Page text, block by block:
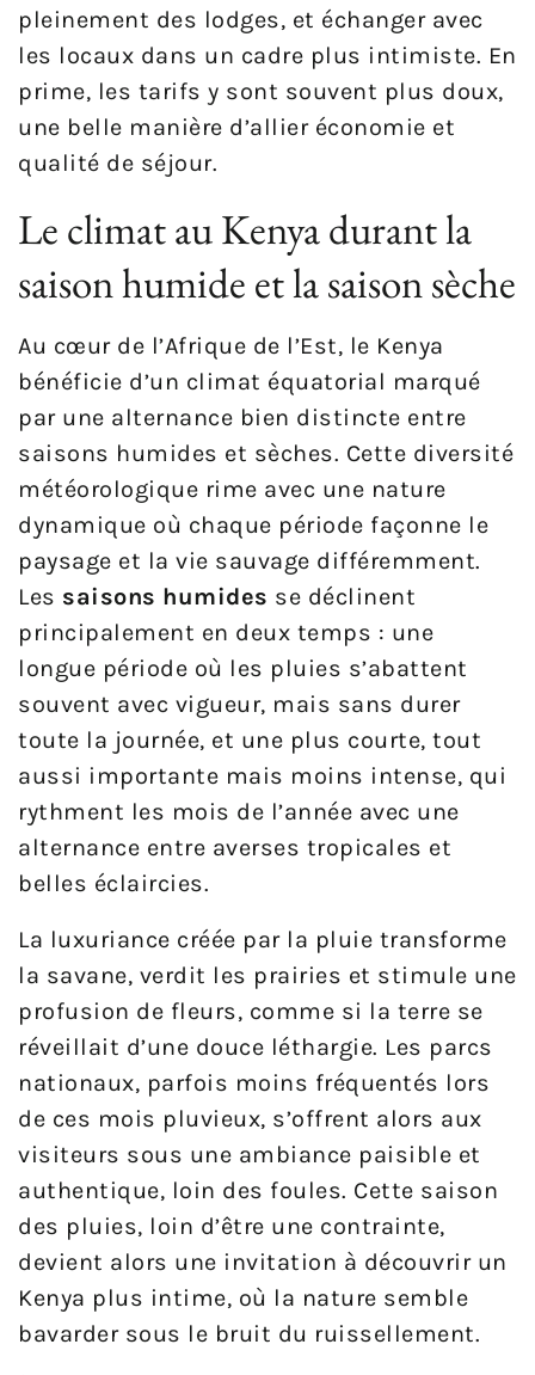
pleinement des lodges, et échanger avec
les locaux dans un cadre plus intimiste. En
prime, les tarifs y sont souvent plus doux,
une belle manière d’allier économie et
qualité de séjour.
Le climat au Kenya durant la
saison humide et la saison sèche
Au cœur de l’Afrique de l’Est, le Kenya
bénéficie d’un climat équatorial marqué
par une alternance bien distincte entre
saisons humides et sèches. Cette diversité
météorologique rime avec une nature
dynamique où chaque période façonne le
paysage et la vie sauvage différemment.
Les saisons humides se déclinent
principalement en deux temps : une
longue période où les pluies s’abattent
souvent avec vigueur, mais sans durer
toute la journée, et une plus courte, tout
aussi importante mais moins intense, qui
rythment les mois de l’année avec une
alternance entre averses tropicales et
belles éclaircies.
La luxuriance créée par la pluie transforme
la savane, verdit les prairies et stimule une
profusion de fleurs, comme si la terre se
réveillait d’une douce léthargie. Les parcs
nationaux, parfois moins fréquentés lors
de ces mois pluvieux, s’offrent alors aux
visiteurs sous une ambiance paisible et
authentique, loin des foules. Cette saison
des pluies, loin d’être une contrainte,
devient alors une invitation à découvrir un
Kenya plus intime, où la nature semble
bavarder sous le bruit du ruissellement.